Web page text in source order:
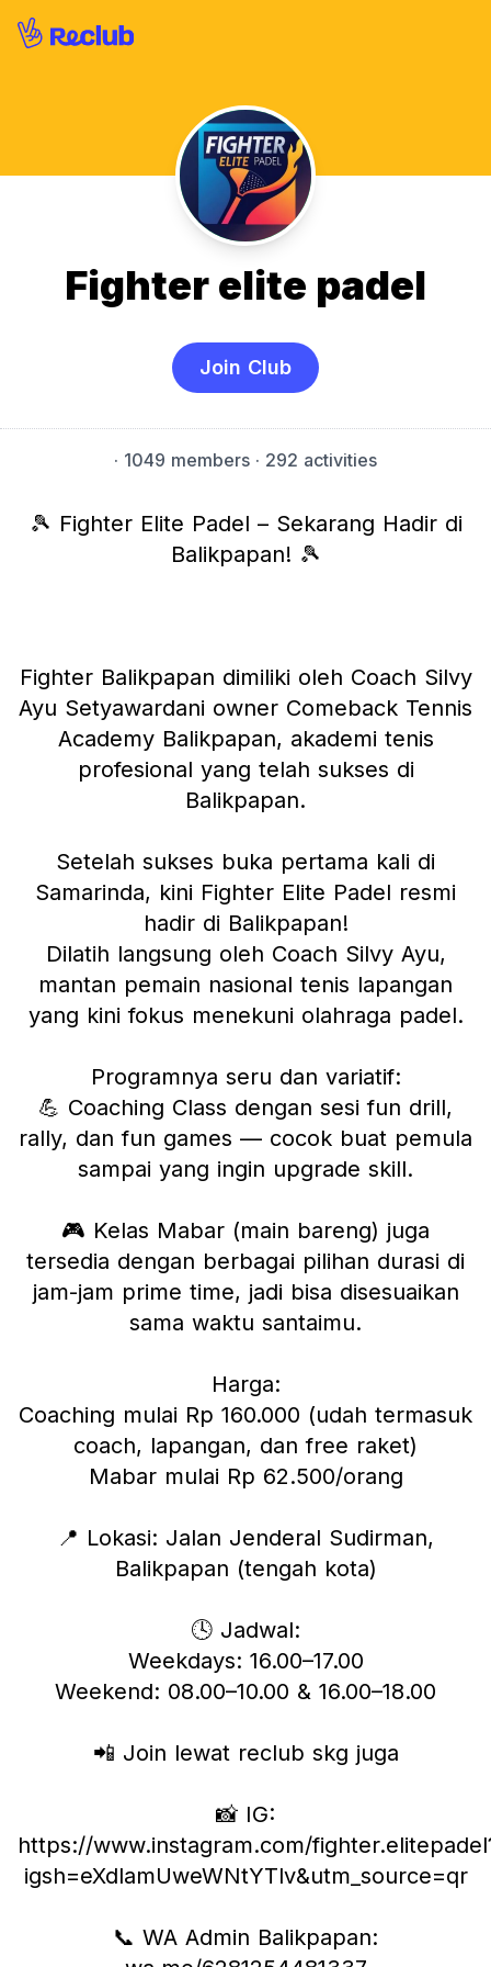
Fighter elite padel
Join Club
· 1049 members · 292 activities
🎾 Fighter Elite Padel – Sekarang Hadir di
Balikpapan! 🎾
Fighter Balikpapan dimiliki oleh Coach Silvy
Ayu Setyawardani owner Comeback Tennis
Academy Balikpapan, akademi tenis
profesional yang telah sukses di
Balikpapan.
Setelah sukses buka pertama kali di
Samarinda, kini Fighter Elite Padel resmi
hadir di Balikpapan!
Dilatih langsung oleh Coach Silvy Ayu,
mantan pemain nasional tenis lapangan
yang kini fokus menekuni olahraga padel.
Programnya seru dan variatif:
💪 Coaching Class dengan sesi fun drill,
rally, dan fun games — cocok buat pemula
sampai yang ingin upgrade skill.
🎮 Kelas Mabar (main bareng) juga
tersedia dengan berbagai pilihan durasi di
jam-jam prime time, jadi bisa disesuaikan
sama waktu santaimu.
Harga:
Coaching mulai Rp 160.000 (udah termasuk
coach, lapangan, dan free raket)
Mabar mulai Rp 62.500/orang
📍 Lokasi: Jalan Jenderal Sudirman,
Balikpapan (tengah kota)
🕓 Jadwal:
Weekdays: 16.00–17.00
Weekend: 08.00–10.00 & 16.00–18.00
📲 Join lewat reclub skg juga
📸 IG:
https://www.instagram.com/
igsh=eXdlamUweWNtYTlv&utm_source=qr
📞 WA Admin Balikpapan: